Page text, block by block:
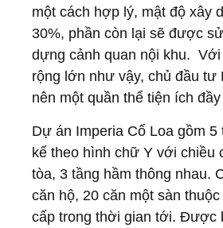
một cách hợp lý, mật độ xây
30%, phần còn lại sẽ được
dựng cảnh quan nội khu. Với
rộng lớn như vậy, chủ đầu tư
nên một quần thể tiện ích
Dự án Imperia Cổ Loa gồm
kế theo hình chữ Y với chiều
tòa, 3 tầng hầm thông nhau.
căn hộ, 20 căn một sàn
cấp trong thời gian tới. Được